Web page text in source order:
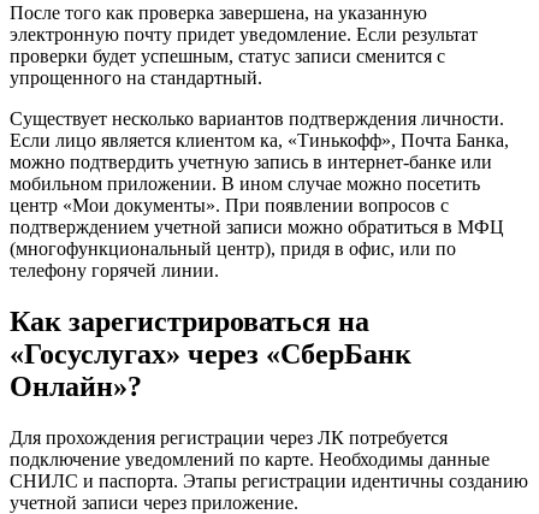
После того как проверка завершена, на указанную
электронную почту придет уведомление. Если результат
проверки будет успешным, статус записи сменится с
упрощенного на стандартный.
Существует несколько вариантов подтверждения личности.
Если лицо является клиентом ка, «Тинькофф», Почта Банка,
можно подтвердить учетную запись в интернет-банке или
мобильном приложении. В ином случае можно посетить
центр «Мои документы». При появлении вопросов с
подтверждением учетной записи можно обратиться в МФЦ
(многофункциональный центр), придя в офис, или по
телефону горячей линии.
Как зарегистрироваться на
«Госуслугах» через «СберБанк
Онлайн»?
Для прохождения регистрации через ЛК потребуется
подключение уведомлений по карте. Необходимы данные
СНИЛС и паспорта. Этапы регистрации идентичны созданию
учетной записи через приложение.